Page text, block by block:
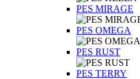
PES MIRAGE
PES OMEGA
PES RUST
PES TERRY